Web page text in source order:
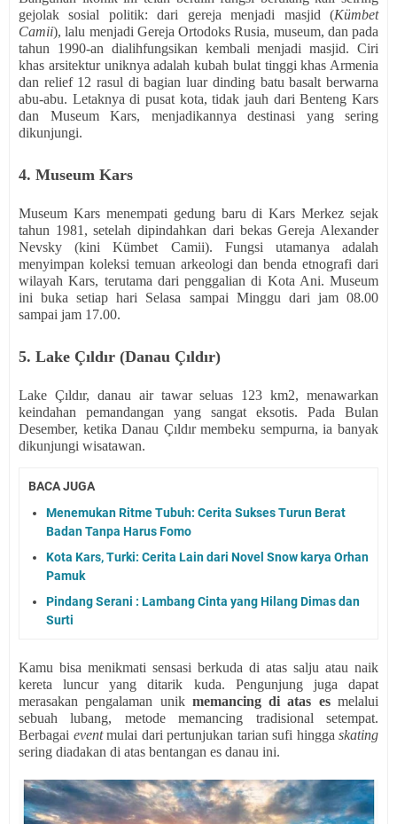
gejolak sosial politik: dari gereja menjadi masjid (Kümbet
Camii), lalu menjadi Gereja Ortodoks Rusia, museum, dan pada
tahun 1990-an dialihfungsikan kembali menjadi masjid. Ciri
khas arsitektur uniknya adalah kubah bulat tinggi khas Armenia
dan relief 12 rasul di bagian luar dinding batu basalt berwarna
abu-abu. Letaknya di pusat kota, tidak jauh dari Benteng Kars
dan Museum Kars, menjadikannya destinasi yang sering
dikunjungi.
4. Museum Kars
Museum Kars menempati gedung baru di Kars Merkez sejak
tahun 1981, setelah dipindahkan dari bekas Gereja Alexander
Nevsky (kini Kümbet Camii). Fungsi utamanya adalah
menyimpan koleksi temuan arkeologi dan benda etnografi dari
wilayah Kars, terutama dari penggalian di Kota Ani. Museum
ini buka setiap hari Selasa sampai Minggu dari jam 08.00
sampai jam 17.00.
5. Lake Çıldır (Danau Çıldır)
Lake Çıldır, danau air tawar seluas 123 km2, menawarkan
keindahan pemandangan yang sangat eksotis. Pada Bulan
Desember, ketika Danau Çıldır membeku sempurna, ia banyak
dikunjungi wisatawan.
BACA JUGA
Menemukan Ritme Tubuh: Cerita Sukses Turun Berat
Badan Tanpa Harus Fomo
Kota Kars, Turki: Cerita Lain dari Novel Snow karya Orhan
Pamuk
Pindang Serani : Lambang Cinta yang Hilang Dimas dan
Surti
Kamu bisa menikmati sensasi berkuda di atas salju atau naik
kereta luncur yang ditarik kuda. Pengunjung juga dapat
merasakan pengalaman unik memancing di atas esmelalui
sebuah lubang, metode memancing tradisional setempat.
Berbagai eventmulai dari pertunjukan tarian sufi hingga skating
sering diadakan di atas bentangan es danau ini.